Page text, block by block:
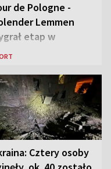
de Pologne -
Lemmen
etap w
i został
Cztery osoby